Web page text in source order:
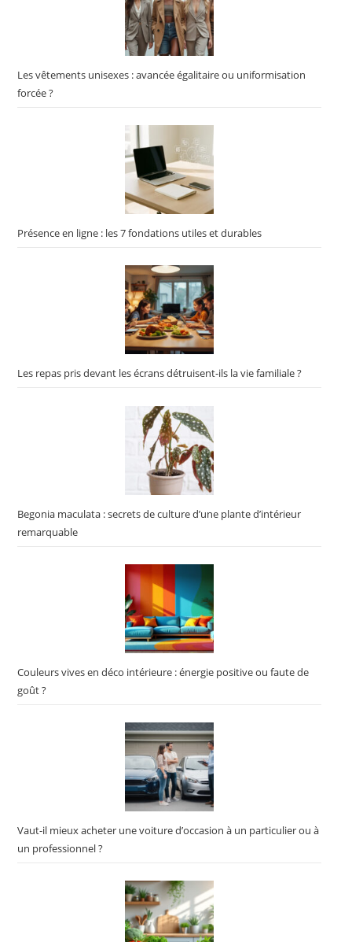
Les vêtements unisexes : avancée égalitaire ou uniformisation
forcée ?
Présence en ligne : les 7 fondations utiles et durables
Les repas pris devant les écrans détruisent-ils la vie familiale ?
Begonia maculata : secrets de culture d’une plante d’intérieur
remarquable
Couleurs vives en déco intérieure : énergie positive ou faute de
goût ?
Vaut-il mieux acheter une voiture d’occasion à un particulier ou à
un professionnel ?